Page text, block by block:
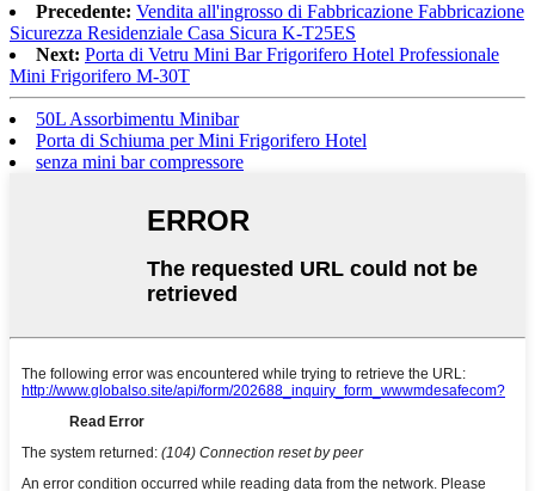
Precedente: Vendita all'ingrosso di Fabbricazione Fabbricazione
Sicurezza Residenziale Casa Sicura K-T25ES
Next: Porta di Vetru Mini Bar Frigorifero Hotel Professionale
Mini Frigorifero M-30T
50L Assorbimentu Minibar
Porta di Schiuma per Mini Frigorifero Hotel
senza mini bar compressore